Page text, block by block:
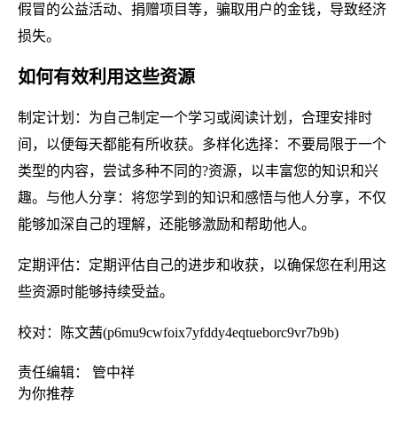
假冒的公益活动、捐赠项目等，骗取用户的金钱，导致经济
损失。
如何有效利用这些资源
制定计划：为自己制定一个学习或阅读计划，合理安排时
间，以便每天都能有所收获。多样化选择：不要局限于一个
类型的内容，尝试多种不同的?资源，以丰富您的知识和兴
趣。与他人分享：将您学到的知识和感悟与他人分享，不仅
能够加深自己的理解，还能够激励和帮助他人。
定期评估：定期评估自己的进步和收获，以确保您在利用这
些资源时能够持续受益。
校对：陈文茜(p6mu9cwfoix7yfddy4eqtueborc9vr7b9b)
责任编辑： 管中祥
为你推荐